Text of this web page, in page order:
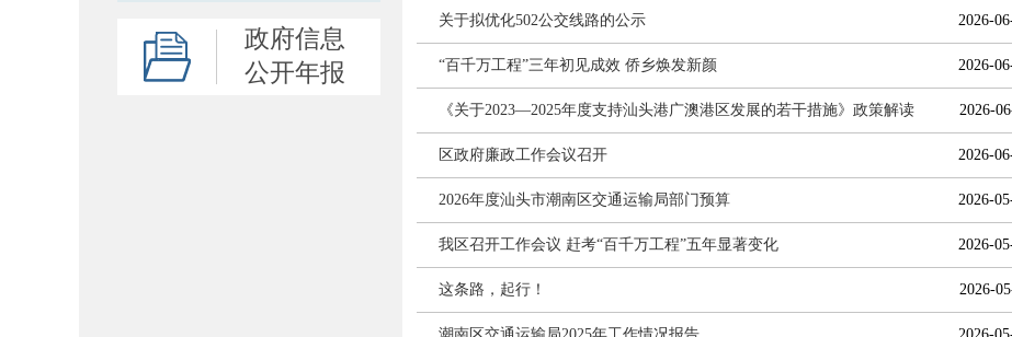
政府信息
公开年报
关于拟优化502公交线路的公示 2026-
“百千万工程”三年初见成效 侨乡焕发新颜 2026-
《关于2023—2025年度支持汕头港广澳港区发展的若干措施》政策解读 2026-
区政府廉政工作会议召开 2026-
2026年度汕头市潮南区交通运输局部门预算 2026-
我区召开工作会议 赶考“百千万工程”五年显著变化 2026-
这条路，起行！ 2026-